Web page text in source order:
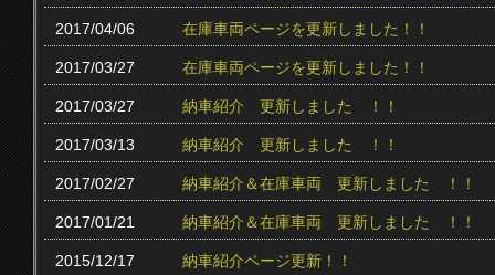
2017/04/06 在庫車両ページを更新しました！！
2017/03/27 在庫車両ページを更新しました！！
2017/03/27 納車紹介 更新しました ！！
2017/03/13 納車紹介 更新しました ！！
2017/02/27 納車紹介＆在庫車両 更新しました ！！
2017/01/21 納車紹介＆在庫車両 更新しました ！！
2015/12/17 納車紹介ページ更新！！